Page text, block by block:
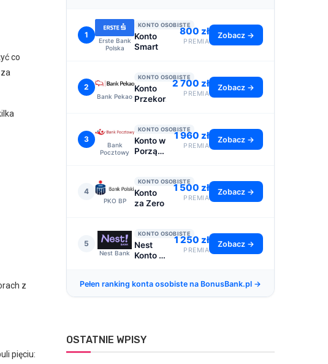
co
z
pięciu:
1
Erste Bank
Polska
KONTO OSOBISTE
Konto
Smart
800 zł
PREMIA
Zobacz →
2
Bank Pekao
KONTO OSOBISTE
Konto
Przekorzystne
2 700 zł
PREMIA
Zobacz →
3
Bank
Pocztowy
KONTO OSOBISTE
Konto w
Porządku
1 960 zł
PREMIA
Zobacz →
4
PKO BP
KONTO OSOBISTE
Konto
za Zero
1 500 zł
PREMIA
Zobacz →
5
Nest Bank
KONTO OSOBISTE
Nest
Konto -
1 250 zł
PREMIA
Zobacz →
Pełen ranking konta osobiste na BonusBank.pl →
OSTATNIE WPISY